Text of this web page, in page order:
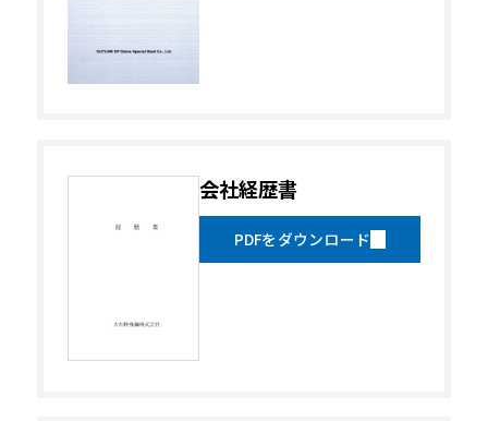
会社概要
会社経歴書
PDFをダウンロード